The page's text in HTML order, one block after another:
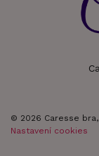
© 2026 Caresse bra,
Nastavení cookies